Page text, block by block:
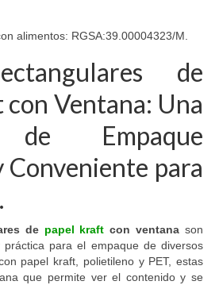
alimentos: RGSA:39.00004323/M.
de
Ventana: Una
de Empaque
Conveniente para
de papel kraft con ventana son
para el empaque de diversos
papel kraft, polietileno y PET, estas
que permite ver el contenido y se